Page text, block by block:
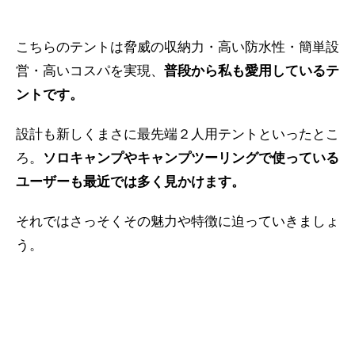
こちらのテントは脅威の収納力・高い防水性・簡単設
営・高いコスパを実現、 普段から私も愛用しているテ
ントです。
設計も新しくまさに最先端２人用テントといったとこ
ろ。 ソロキャンプやキャンプツーリングで使っている
ユーザーも最近では多く見かけます。
それではさっそくその魅力や特徴に迫っていきましょ
う。